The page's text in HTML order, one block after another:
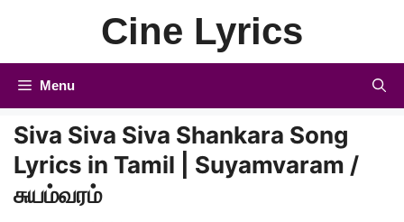
Cine Lyrics
Menu
Siva Siva Siva Shankara Song
Lyrics in Tamil | Suyamvaram /
சுயம்வரம்